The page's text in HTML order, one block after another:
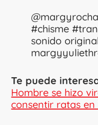
@margyrocha
#chisme
sonido
Te puede
Hombre se hizo
consentir ratas en